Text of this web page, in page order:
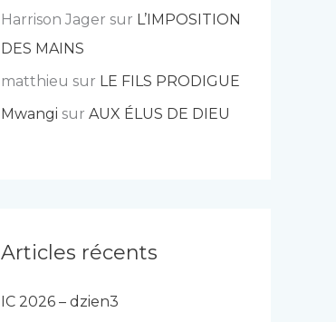
Harrison Jager sur L’IMPOSITION
DES MAINS
matthieu sur LE FILS PRODIGUE
Mwangi sur AUX ÉLUS DE DIEU
Articles récents
IC 2026 – dzien3